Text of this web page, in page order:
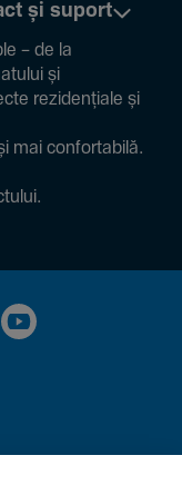
și suport
– de la
și
rezi­den­țiale și
mai confor­ta­bilă.